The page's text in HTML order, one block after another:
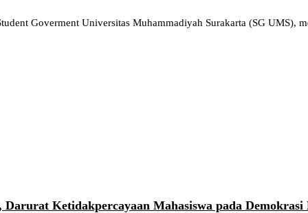
Goverment Universitas Muhammadiyah Surakarta (SG
Darurat Ketidakpercayaan Mahasiswa pada Demokrasi